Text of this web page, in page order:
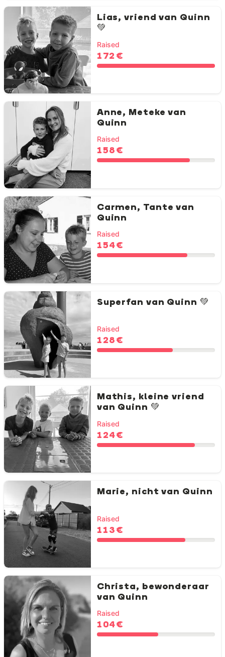
Lias, vriend van Quinn
💚
Raised
172 €
Anne, Meteke van
Quinn
Raised
158 €
Carmen, Tante van
Quinn
Raised
154 €
Superfan van Quinn 💚
Raised
128 €
Mathis, kleine vriend
van Quinn 💚
Raised
124 €
Marie, nicht van Quinn
Raised
113 €
Christa, bewonderaar
van Quinn
Raised
104 €